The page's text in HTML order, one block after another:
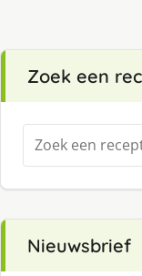
Zoek een
Zoeken
naar:
Nieuwsbrief